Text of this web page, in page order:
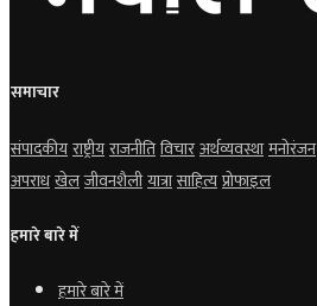
समाचार
संपादकीयराष्ट्रीयराजनीतिविचारअर्थव्यवस्थामनोरंजन
अपराधखेलजीवनशैलीयात्रासाहित्यप्रोफाइल
हमारे बारे में
हमारे बारे में